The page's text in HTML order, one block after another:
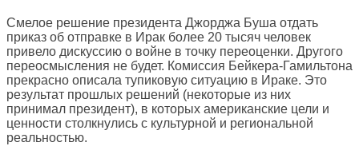
Смелое решение президента Джорджа Буша отдать
приказ об отправке в Ирак более 20 тысяч человек
привело дискуссию о войне в точку переоценки. Другого
переосмысления не будет. Комиссия Бейкера-Гамильтона
прекрасно описала тупиковую ситуацию в Ираке. Это
результат прошлых решений (некоторые из них
принимал президент), в которых американские цели и
ценности столкнулись с культурной и региональной
реальностью.